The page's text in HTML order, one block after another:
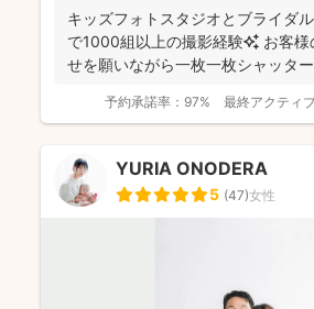
キッズフォトスタジオとブライダ
で1000組以上の撮影経験✨ お客
せを願いながら一枚一枚シャッタ
予約承諾率： 97% 最終アクティブ
YURIA ONODERA
5 (47)女性